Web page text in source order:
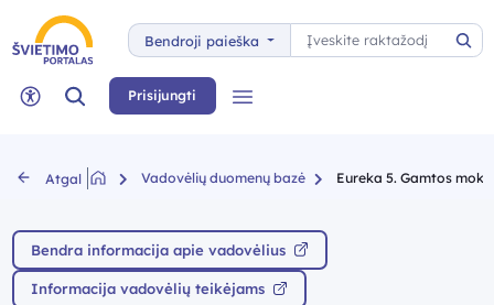
Bendroji paieška
Paieška
Neįgaliųjų rėžimas
Paieška Prisijungti
Atgal Vadovėlių duomenų bazė Eureka 5. Gamtos
Bendra informacija apie vadovėlius
Informacija vadovėlių teikėjams